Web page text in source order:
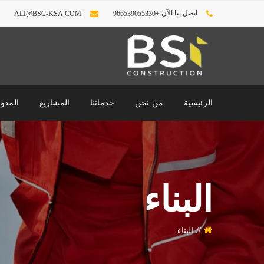
اتصل بنا الآن +966539055330
ALI@BSC-KSA.COM
الرئيسية من نحن خدماتنا المشاريع
البناء
البناء